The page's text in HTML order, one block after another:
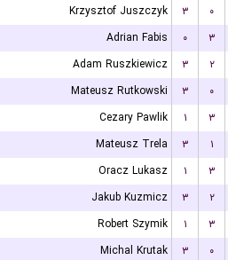
Krzysztof Juszczyk
۳ ۰
Adrian Fabis
۰ ۳
Adam Ruszkiewicz
۳ ۲
Mateusz Rutkowski
۳ ۰
Cezary Pawlik
۱ ۳
Mateusz Trela
۳ ۱
Oracz Lukasz
۱ ۳
Jakub Kuzmicz
۳ ۲
Robert Szymik
۱ ۳
Michal Krutak
۳ ۰